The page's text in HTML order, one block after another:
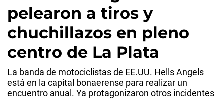
pelearon a tiros y
chuchillazos en pleno
centro de La Plata
La banda de motociclistas de EE.UU. Hells Angels
está en la capital bonaerense para realizar un
encuentro anual. Ya protagonizaron otros incidentes